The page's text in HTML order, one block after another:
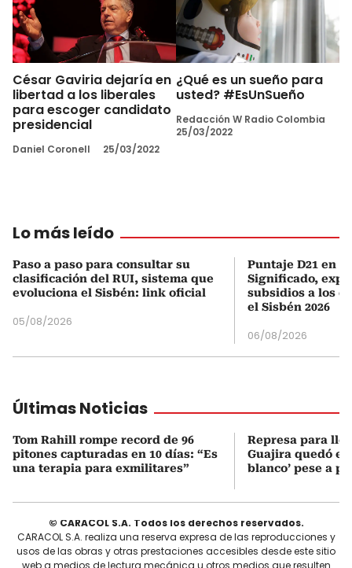
César Gaviria dejaría en
libertad a los liberales
para escoger candidato
presidencial
Daniel Coronell 25/03/2022
¿Qué es un sueño para
usted? #EsUnSueño
Redacción W Radio Colombia
25/03/2022
Lo más leído
Paso a paso para consultar su
clasificación del RUI, sistema que
evoluciona el Sisbén: link oficial
05/08/2026
Puntaje D21 en
Significado,
subsidios a los
el Sisbén 2026
06/08/2026
Últimas Noticias
Tom Rahill rompe record de 96
pitones capturadas en 10 días: “Es
una terapia para exmilitares”
Represa para
Guajira quedó en
blanco’ pese a
© CARACOL S.A. Todos los derechos reservados.
CARACOL S.A. realiza una reserva expresa de las reproducciones y
usos de las obras y otras prestaciones accesibles desde este sitio
web a medios de lectura mecánica u otros medios que resulten